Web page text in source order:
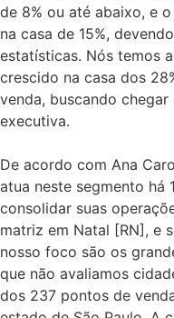
de 8% ou até abaixo, e
na casa de 15%,
estatísticas. Nós temos
crescido na casa dos
venda, buscando
executiva.
De acordo com Ana
atua neste segmento há
consolidar suas
matriz em Natal [RN], e
nosso foco são os
que não avaliamos
dos 237 pontos de